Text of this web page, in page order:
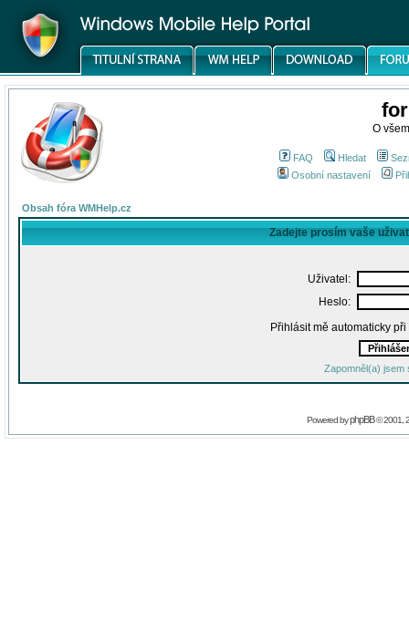
O
FAQ Hledat
Osobní nastavení
Obsah fóra WMHelp.cz
Zadejte prosím vaše
Uživatel:
Heslo:
Přihlásit mě automaticky
Zapomněl(a) jsem
Powered byphpBB© 2001,